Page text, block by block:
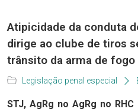
Atipicidade da conduta
dirige ao clube de tiros
trânsito da arma de fogo
Legislação penal especial
STJ, AgRg no AgRg no